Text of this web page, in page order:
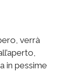
verrà
in pessime